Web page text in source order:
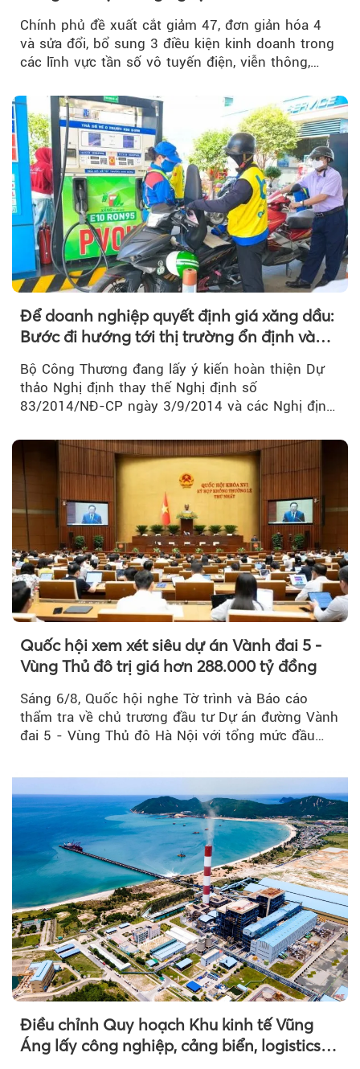
Chính phủ đề xuất cắt giảm 47, đơn giản hóa 4
và sửa đổi, bổ sung 3 điều kiện kinh doanh trong
các lĩnh vực tần số vô tuyến điện, viễn thông,
thời đẩy mạnh phân quyền, đơn giản hóa thủ tục
hành chính.
Để doanh nghiệp quyết định giá xăng dầu:
Bước đi hướng tới thị trường ổn định và
Bộ Công Thương đang lấy ý kiến hoàn thiện Dự
thảo Nghị định thay thế Nghị định số
83/2014/NĐ-CP ngày 3/9/2014 và các Nghị định
Quốc hội xem xét siêu dự án Vành đai 5 -
Vùng Thủ đô trị giá hơn 288.000 tỷ đồng
Sáng 6/8, Quốc hội nghe Tờ trình và Báo cáo
thẩm tra về chủ trương đầu tư Dự án đường Vành
đai 5 - Vùng Thủ đô Hà Nội với tổng mức đầu
Điều chỉnh Quy hoạch Khu kinh tế Vũng
Áng lấy công nghiệp, cảng biển, logistics